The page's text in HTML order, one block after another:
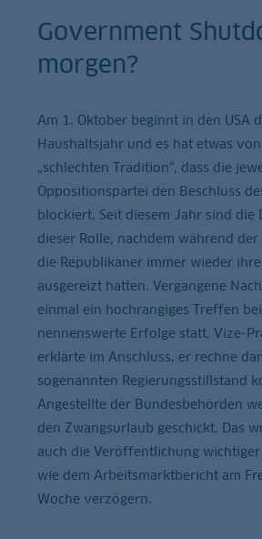
Government
morgen?
Am 1. Oktober beginnt in den USA
Haushaltsjahr und es hat etwas
„schlechten Tradition“, dass die
Oppositionspartei den Beschluss
blockiert. Seit diesem Jahr sind die
dieser Rolle, nachdem während
die Republikaner immer wieder
ausgereizt hatten. Vergangene
einmal ein hochrangiges Treffen
nennenswerte Erfolge statt. Vize-
erklärte im Anschluss, er rechne
sogenannten Regierungsstillstand
Angestellte der Bundesbehörden
den Zwangsurlaub geschickt. Das
auch die Veröffentlichung
wie dem Arbeitsmarktbericht am
Woche verzögern.